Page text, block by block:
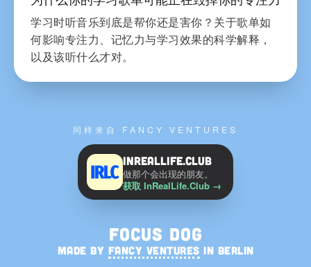
学习时听音乐到底是帮你还是害你？关于歌单如
何影响专注力、记忆力与学习效果的科学解释，
以及该听什么才对。
同样来自 FANCY VENTURES
InRealLife.Club
做那个会出现的朋友。
获取 InRealLife.Club →
Focus Dog
MADE BY FANCY VENTURES IN BERLIN